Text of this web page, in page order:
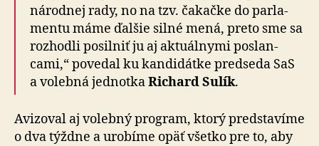
národnej rady, no na tzv. ča­kač­ke do par­la­
men­tu máme ďalšie silné mená, preto sme sa
roz­hod­li posilniť ju aj aktu­ál­nymi poslan­
cami,“ povedal ku kan­di­dátke pred­se­da SaS
a vo­leb­ná jed­not­kaRichard Sulík.
Avizoval aj volebný program, ktorý predstavíme
o dva týždne a uro­bí­me opäť všetko pre to, aby